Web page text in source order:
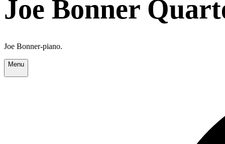
Joe Bonner
Joe Bonner-piano.
Menu